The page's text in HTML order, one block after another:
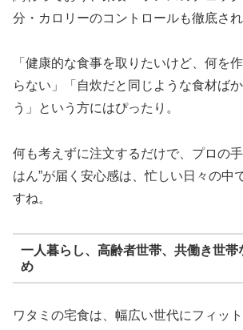
分・カロリーのコントロールも徹底され
「健康的な食事を取りたいけど、何を
らない」「自炊だと同じような食材ば
う」という方にはぴったり。
何も考えずに注文するだけで、プロの
はん”が届く安心感は、忙しい日々の中
すね。
一人暮らし、高齢者世帯、共働き世帯
め
ワタミの宅食は、幅広い世代にフィッ